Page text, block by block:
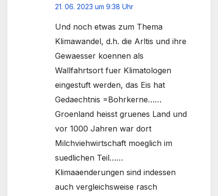
21. 06. 2023 um 9:38 Uhr
Und noch etwas zum Thema
Klimawandel, d.h. die Arltis und ihre
Gewaesser koennen als
Wallfahrtsort fuer Klimatologen
eingestuft werden, das Eis hat
Gedaechtnis =Bohrkerne……
Groenland heisst gruenes Land und
vor 1000 Jahren war dort
Milchviehwirtschaft moeglich im
suedlichen Teil……
Klimaaenderungen sind indessen
auch vergleichsweise rasch